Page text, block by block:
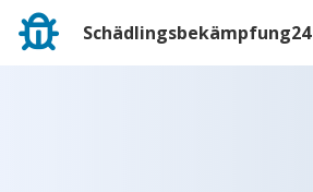
Schädlingsbekämpfung24